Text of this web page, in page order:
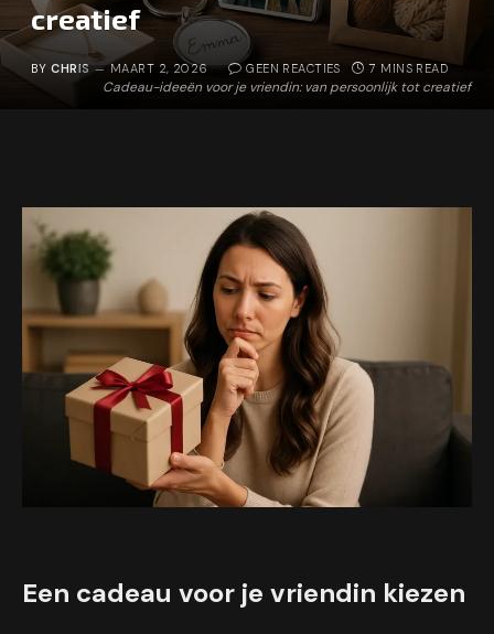
Cadeau-ideeën voor je vriendin: van persoonlijk tot creatief
creatief
BY CHRIS MAART 2, 2026 GEEN REACTIES 7 MINS READ
Een cadeau voor je vriendin kiezen